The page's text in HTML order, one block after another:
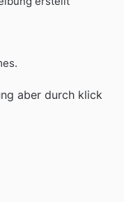
aber durch klick